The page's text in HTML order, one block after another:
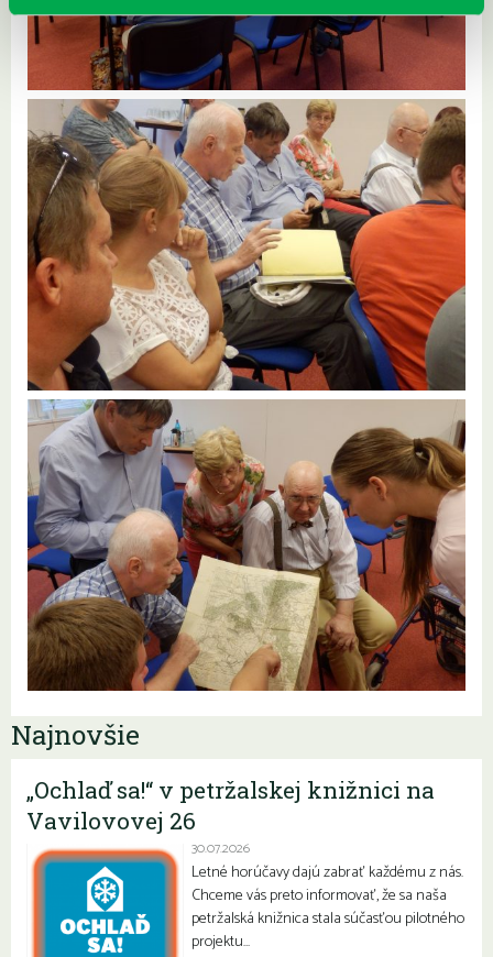
Najnovšie
„Ochlaď sa!“ v petržalskej knižnici na
Vavilovovej 26
30.07.2026
Letné horúčavy dajú zabrať každému z nás.
Chceme vás preto informovať, že sa naša
petržalská knižnica stala súčasťou pilotného
projektu…